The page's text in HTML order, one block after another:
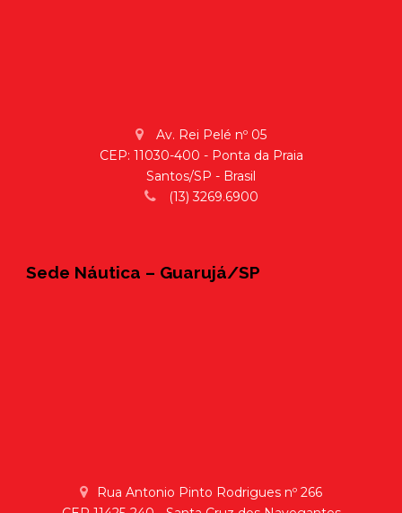
Av. Rei Pelé nº 05
CEP: 11030-400 - Ponta da Praia
Santos/SP - Brasil
(13) 3269.6900
Sede Náutica – Guarujá/SP
Rua Antonio Pinto Rodrigues nº 266